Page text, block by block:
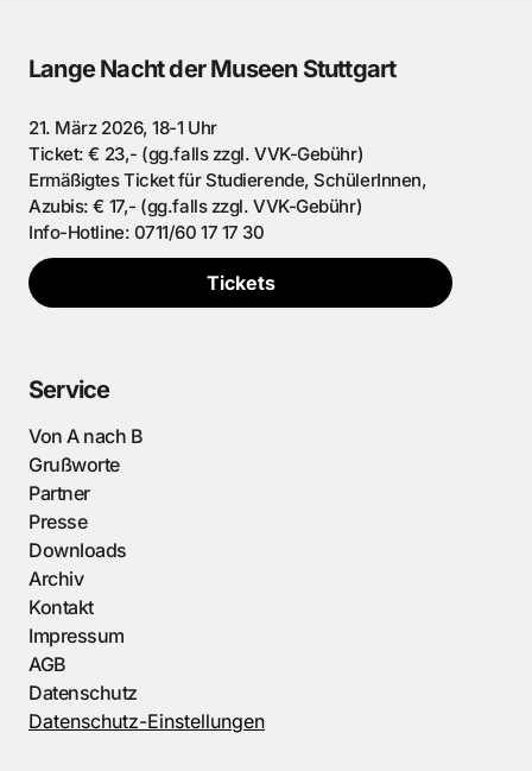
Lange Nacht der Museen Stuttgart
21. März 2026, 18-1 Uhr
Ticket: € 23,- (gg.falls zzgl. VVK-Gebühr)
Ermäßigtes Ticket für Studierende, SchülerInnen,
Azubis: € 17,- (gg.falls zzgl. VVK-Gebühr)
Info-Hotline: 0711/60 17 17 30
Tickets
Service
Von A nach B
Grußworte
Partner
Presse
Downloads
Archiv
Kontakt
Impressum
AGB
Datenschutz
Datenschutz-Einstellungen